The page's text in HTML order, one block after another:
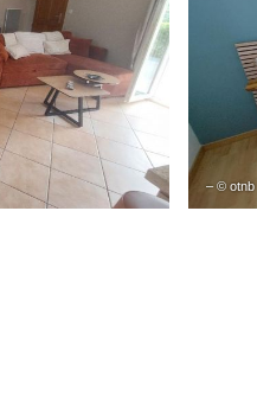
– © otnb